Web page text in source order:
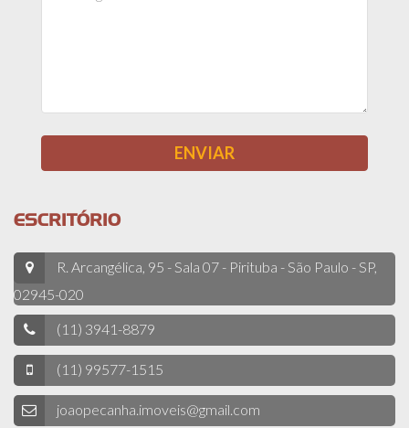
ESCRITÓRIO
R. Arcangélica, 95 - Sala 07 - Pirituba - São Paulo - SP,
02945-020
(11) 3941-8879
(11) 99577-1515
joaopecanha.imoveis@gmail.com